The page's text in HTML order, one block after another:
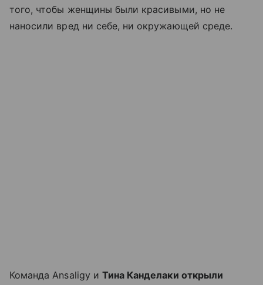
того, чтобы женщины были красивыми, но не
наносили вред ни себе, ни окружающей среде.
Команда Ansaligy и Тина Канделаки открыли